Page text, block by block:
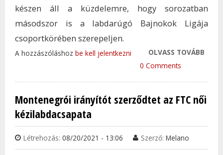
készen áll a küzdelemre, hogy sorozatban
másodszor is a labdarúgó Bajnokok Ligája
csoportkörében szerepeljen.
OLVASS TOVÁBB
A hozzászóláshoz be kell jelentkezni
0 Comments
Montenegrói irányítót szerződtet az FTC női
kézilabdacsapata
Létrehozás: 08/20/2021 - 13:06 Szerző: Melano